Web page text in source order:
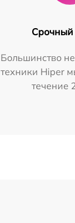
Срочный
Большинство
техники Hiper
течение